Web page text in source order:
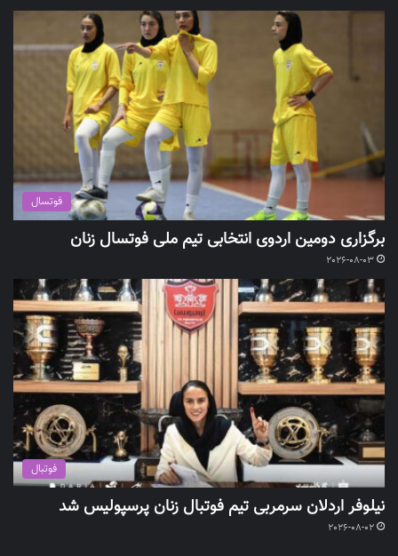
فوتسال
برگزاری دومین اردوی انتخابی تیم ملی فوتسال زنان
2026-08-03
فوتبال
نیلوفر اردلان سرمربی تیم فوتبال زنان پرسپولیس شد
2026-08-02